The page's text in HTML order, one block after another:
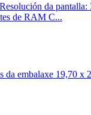
da
de RAM C...
embalaxe 19,70 x